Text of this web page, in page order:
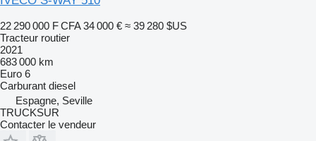
22 290 000 F CFA 34 000 € ≈ 39 280 $US
Tracteur routier
2021
683 000 km
Euro 6
Carburant diesel
Espagne, Seville
TRUCKSUR
Contacter le vendeur